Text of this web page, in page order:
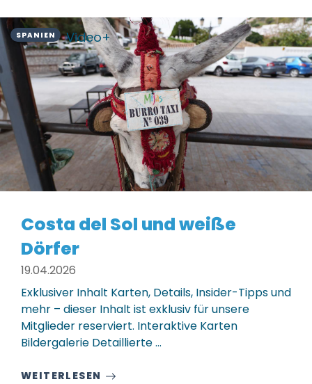
SPANIEN Video+
Costa del Sol und weiße
Dörfer
19.04.2026
Exklusiver Inhalt Karten, Details, Insider-Tipps und
mehr – dieser Inhalt ist exklusiv für unsere
Mitglieder reserviert. Interaktive Karten
Bildergalerie Detaillierte ...
WEITERLESEN